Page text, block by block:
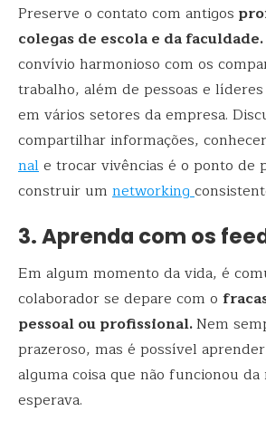
Preserve o contato com antigos
colegas de escola e da faculdade.
convívio harmonioso com os
trabalho, além de pessoas e
em vários setores da empresa.
compartilhar informações,
nale trocar vivências é o ponto de
construir um networking
3. Aprenda com os
Em algum momento da vida, é
colaborador se depare com o
pessoal ou profissional.Nem
prazeroso, mas é possível
alguma coisa que não funcionou da
esperava.